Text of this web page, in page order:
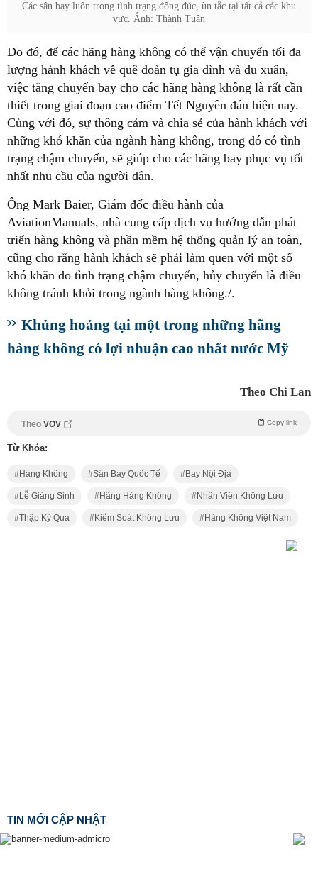
Các sân bay luôn trong tình trạng đông đúc, ùn tắc tại tất cả các khu
vực. Ảnh: Thành Tuân
Do đó, để các hãng hàng không có thể vận chuyển tối đa
lượng hành khách về quê đoàn tụ gia đình và du xuân,
việc tăng chuyến bay cho các hãng hàng không là rất cần
thiết trong giai đoạn cao điểm Tết Nguyên đán hiện nay.
Cùng với đó, sự thông cảm và chia sẻ của hành khách với
những khó khăn của ngành hàng không, trong đó có tình
trạng chậm chuyến, sẽ giúp cho các hãng bay phục vụ tốt
nhất nhu cầu của người dân.
Ông Mark Baier, Giám đốc điều hành của
AviationManuals, nhà cung cấp dịch vụ hướng dẫn phát
triển hàng không và phần mềm hệ thống quản lý an toàn,
cũng cho rằng hành khách sẽ phải làm quen với một số
khó khăn do tình trạng chậm chuyến, hủy chuyến là điều
không tránh khỏi trong ngành hàng không./.
Khủng hoảng tại một trong những hãng
hàng không có lợi nhuận cao nhất nước Mỹ
Theo Chi Lan
Theo VOV Copy link
Từ Khóa:
Hàng Không Sân Bay Quốc Tế Bay Nội Địa
Lễ Giáng Sinh Hãng Hàng Không Nhân Viên Không Lưu
Thập Kỷ Qua Kiểm Soát Không Lưu Hàng Không Việt Nam
TIN MỚI CẬP NHẬT